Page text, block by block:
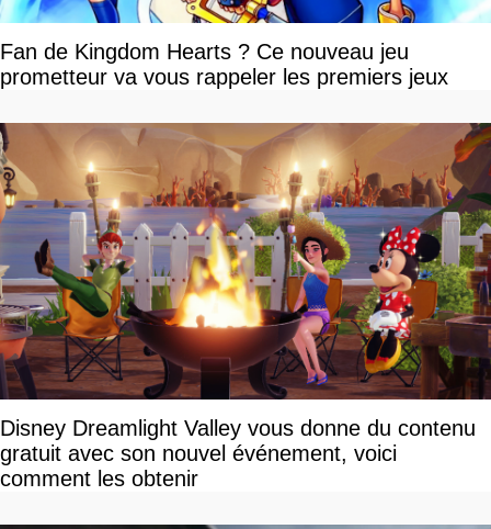
Fan de Kingdom Hearts ? Ce nouveau jeu
prometteur va vous rappeler les premiers jeux
Disney Dreamlight Valley vous donne du contenu
gratuit avec son nouvel événement, voici
comment les obtenir